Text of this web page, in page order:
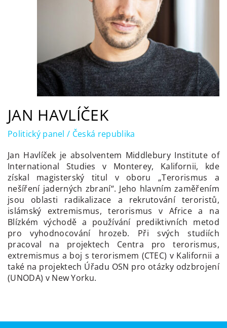
JAN HAVLÍČEK
Politický panel / Česká republika
Jan Havlíček je absolventem Middlebury Institute of
International Studies v Monterey, Kalifornii, kde
získal magisterský titul v oboru „Terorismus a
nešíření jaderných zbraní“. Jeho hlavním zaměřením
jsou oblasti radikalizace a rekrutování teroristů,
islámský extremismus, terorismus v Africe a na
Blízkém východě a používání prediktivních metod
pro vyhodnocování hrozeb. Při svých studiích
pracoval na projektech Centra pro terorismus,
extremismus a boj s terorismem (CTEC) v Kalifornii a
také na projektech Úřadu OSN pro otázky odzbrojení
(UNODA) v New Yorku.